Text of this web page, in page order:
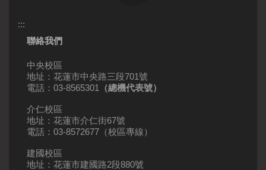
:::
聯絡我們
中央校區
地址：花蓮市中央路三段701號
電話：03-8565301
（總機代表號）
介仁校區
地址：花蓮市介仁街67號
電話：03-8572677（校區專線）
建國校區
地址：花蓮市建國路2段880號